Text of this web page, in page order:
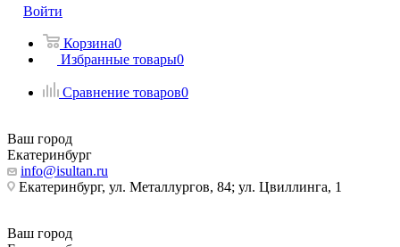
Войти
Корзина0
Избранные товары0
Сравнение товаров0
Ваш город
Екатеринбург
info@isultan.ru
Екатеринбург, ул. Металлургов, 84; ул. Цвиллинга, 1
Ваш город